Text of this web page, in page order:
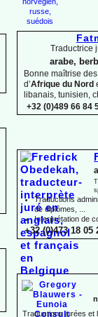
Traductrice
arabe,
Bonne maîtrise
d’Afrique du Nord
libanais, tunisien,
+32 (0)489 66 84
Traductions
de diplômes, ...
Interprétation de
+32 (0)473 18 05
Traductions jurées et